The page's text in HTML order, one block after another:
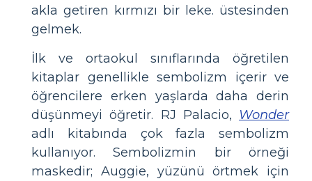
akla getiren kırmızı bir leke. üstesinden
gelmek.
İlk ve ortaokul sınıflarında öğretilen
kitaplar genellikle sembolizm içerir ve
öğrencilere erken yaşlarda daha derin
düşünmeyi öğretir. RJ Palacio, Wonder
adlı kitabında çok fazla sembolizm
kullanıyor. Sembolizmin bir örneği
maskedir; Auggie, yüzünü örtmek için